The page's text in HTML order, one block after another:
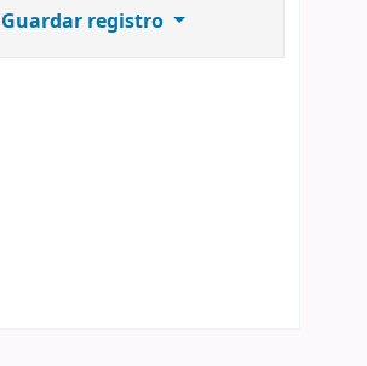
Guardar registro